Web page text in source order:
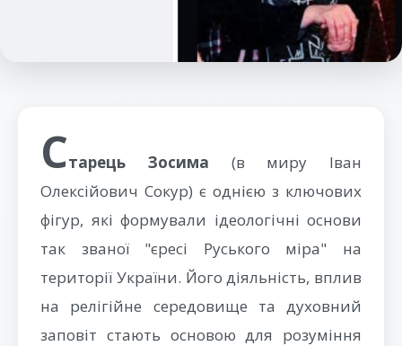
Старець Зосима (в миру Іван
Олексійович Сокур) є однією з ключових
фігур, які формували ідеологічні основи
так званої "єресі Руського міра" на
території України. Його діяльність, вплив
на релігійне середовище та духовний
заповіт стають основою для розуміння